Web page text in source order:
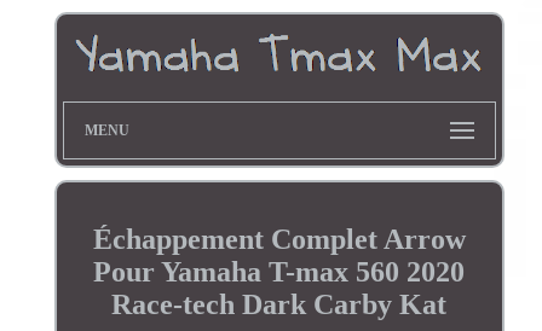
MENU
Échappement Complet Arrow
Pour Yamaha T-max 560 2020
Race-tech Dark Carby Kat